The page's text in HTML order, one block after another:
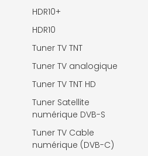
HDR10+
HDR10
Tuner TV TNT
Tuner TV analogique
Tuner TV TNT HD
Tuner Satellite
numérique DVB-S
Tuner TV Cable
numérique (DVB-C)